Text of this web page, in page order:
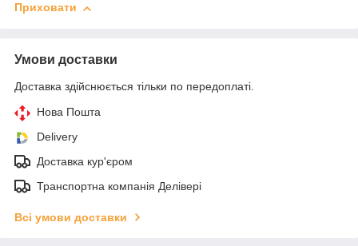
Приховати
Умови доставки
Доставка здійснюється тільки по передоплаті.
Нова Пошта
Delivery
Доставка кур'єром
Транспортна компанія Делівері
Всі умови доставки